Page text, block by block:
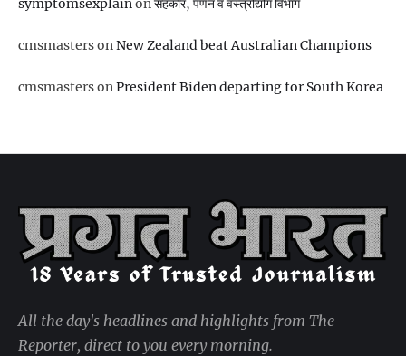
symptomsexplainonसहकार, पणन व वस्‍त्रोद्योग विभाग
cmsmastersonNew Zealand beat Australian Champions
cmsmastersonPresident Biden departing for South Korea
All the day's headlines and highlights from The
Reporter, direct to you every morning.